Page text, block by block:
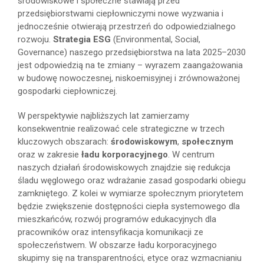
przedsiębiorstwami ciepłowniczymi nowe wyzwania i
jednocześnie otwierają przestrzeń do odpowiedzialnego
rozwoju. Strategia ESG (Environmental, Social,
Governance) naszego przedsiębiorstwa na lata 2025–2030
jest odpowiedzią na te zmiany – wyrazem zaangażowania
w budowę nowoczesnej, niskoemisyjnej i zrównoważonej
gospodarki ciepłowniczej.
W perspektywie najbliższych lat zamierzamy
konsekwentnie realizować cele strategiczne w trzech
kluczowych obszarach: środowiskowym, społecznym
oraz w zakresie ładu korporacyjnego. W centrum
naszych działań środowiskowych znajdzie się redukcja
śladu węglowego oraz wdrażanie zasad gospodarki obiegu
zamkniętego. Z kolei w wymiarze społecznym priorytetem
będzie zwiększenie dostępności ciepła systemowego dla
mieszkańców, rozwój programów edukacyjnych dla
pracowników oraz intensyfikacja komunikacji ze
społeczeństwem. W obszarze ładu korporacyjnego
skupimy się na transparentności, etyce oraz wzmacnianiu